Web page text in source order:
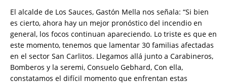
El alcalde de Los Sauces, Gastón Mella nos señala: “Si bien
es cierto, ahora hay un mejor pronóstico del incendio en
general, los focos continuan apareciendo. Lo triste es que en
este momento, tenemos que lamentar 30 familias afectadas
en el sector San Carlitos. Llegamos allá junto a Carabineros,
Bomberos y la seremi, Consuelo Gebhard, Con ella,
constatamos el difícil momento que enfrentan estas